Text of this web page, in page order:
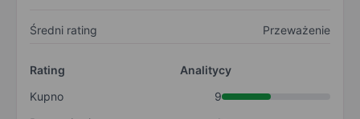
Średni rating Przeważenie
Rating
Analitycy
Kupno
9